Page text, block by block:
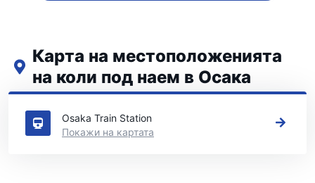
Карта на местоположенията
на коли под наем в Осака
Вижте нашите основни места за коли под наем в Осака
Osaka Train Station
Покажи на картата